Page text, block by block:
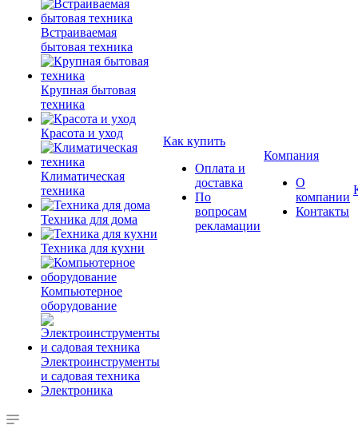
Встраиваемая
бытовая техника
Крупная бытовая
техника
Красота и уход
Климатическая
техника
Техника для дома
Техника для кухни
Компьютерное
оборудование
Электроинструменты
и садовая техника
Электроника
Как купить
Оплата и
доставка
По
вопросам
рекламации
Компания
О
компании
Контакты